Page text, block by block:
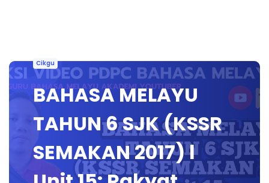
Cikgu
BAHASA MELAYU
TAHUN 6 SJK (KSSR
SEMAKAN 2017) l